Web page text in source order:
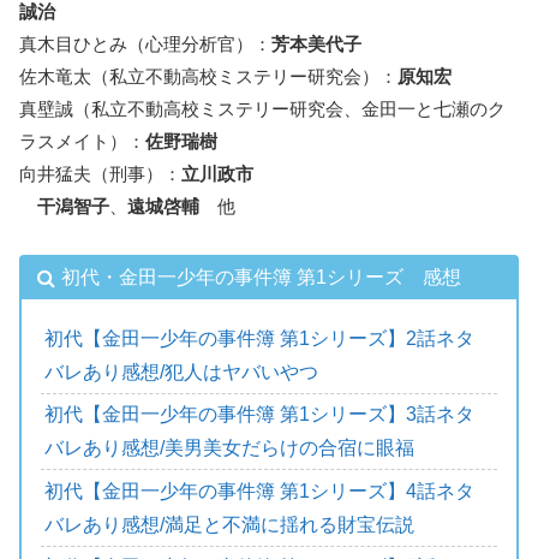
誠治
真木目ひとみ（心理分析官）： 芳本美代子
佐木竜太（私立不動高校ミステリー研究会）： 原知宏
真壁誠（私立不動高校ミステリー研究会、金田一と七瀬のク
ラスメイト）： 佐野瑞樹
向井猛夫（刑事）： 立川政市
干潟智子
遠城啓輔 他
初代・金田一少年の事件簿 第1シリーズ 感想
初代【金田一少年の事件簿 第1シリーズ】2話ネタ
バレあり感想/犯人はヤバいやつ
初代【金田一少年の事件簿 第1シリーズ】3話ネタ
バレあり感想/美男美女だらけの合宿に眼福
初代【金田一少年の事件簿 第1シリーズ】4話ネタ
バレあり感想/満足と不満に揺れる財宝伝説